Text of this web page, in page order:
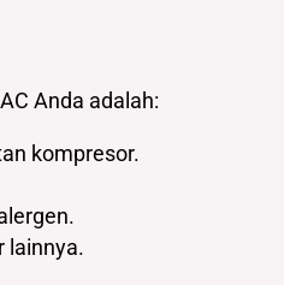
Anda adalah:
kompresor.
lainnya.